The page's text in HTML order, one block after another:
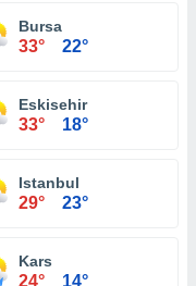
Bursa
33° 22°
Eskisehir
33° 18°
Istanbul
29° 23°
Kars
24° 14°